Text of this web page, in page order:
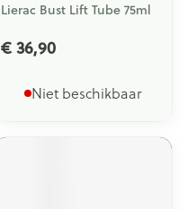
Lierac Bust Lift Tube 75ml
€ 36,90
Niet beschikbaar